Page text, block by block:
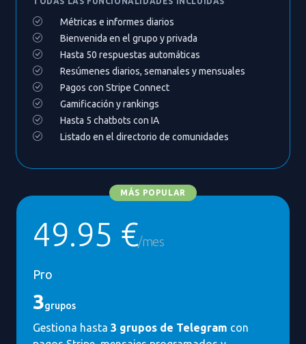
Métricas e informes diarios
Bienvenida en el grupo y privada
Hasta 50 respuestas automáticas
Resúmenes diarios, semanales y mensuales
Pagos con Stripe Connect
Gamificación y rankings
Hasta 5 chatbots con IA
Listado en el directorio de comunidades
MÁS POPULAR
49.95 €/mes
Pro
3grupos
Gestiona hasta 3 grupos de Telegram con